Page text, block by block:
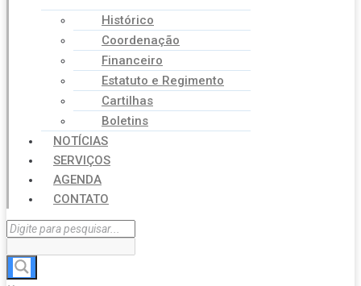
Histórico
Coordenação
Financeiro
Estatuto e Regimento
Cartilhas
Boletins
NOTÍCIAS
SERVIÇOS
AGENDA
CONTATO